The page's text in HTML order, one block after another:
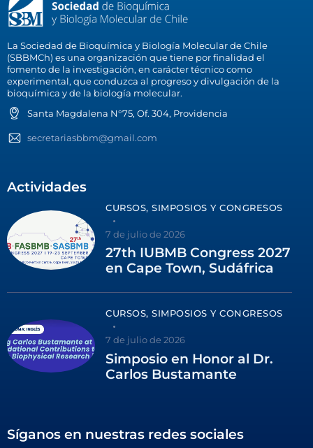
La Sociedad de Bioquímica y Biología Molecular de Chile
(SBBMCh) es una organización que tiene por finalidad el
fomento de la investigación, en carácter técnico como
experimental, que conduzca al progreso y divulgación de la
bioquímica y de la biología molecular.
Santa Magdalena N°75, Of. 304, Providencia
secretariasbbm@gmail.com
Actividades
CURSOS, SIMPOSIOS Y CONGRESOS
7 de julio de 2026
27th IUBMB Congress 2027
en Cape Town, Sudáfrica
CURSOS, SIMPOSIOS Y CONGRESOS
7 de julio de 2026
Simposio en Honor al Dr.
Carlos Bustamante
Síganos en nuestras redes sociales